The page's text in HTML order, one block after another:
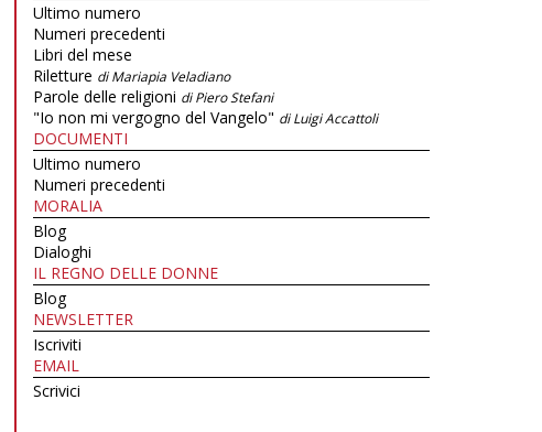
Ultimo numero
Numeri precedenti
Libri del mese
Riletture di Mariapia Veladiano
Parole delle religioni di Piero Stefani
"Io non mi vergogno del Vangelo" di Luigi Accattoli
DOCUMENTI
Ultimo numero
Numeri precedenti
MORALIA
Blog
Dialoghi
IL REGNO DELLE DONNE
Blog
NEWSLETTER
Iscriviti
EMAIL
Scrivici